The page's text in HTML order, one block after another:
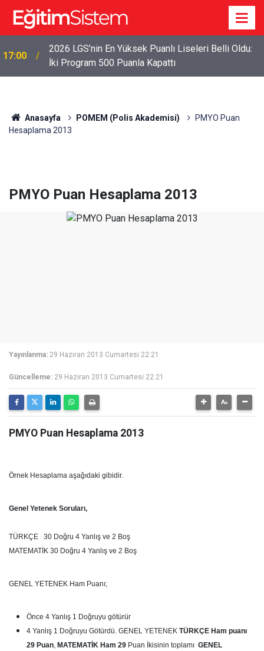
12:45
2026 LGS İlk Yerleştirme Verileri Açıklandı: Sınavla
Alan Liseler Yüzde 95,76 Doldu
Anasayfa POMEM (Polis Akademisi)
PMYO Puan
Hesaplama 2013
PMYO Puan Hesaplama 2013
Yayınlanma: 29 Haziran 2013 Cumartesi 22:21
Güncelleme: 29 Haziran 2013 Cumartesi 22:21
PMYO Puan Hesaplama 2013
Örnek Hesaplama aşağıdaki gibidir.
Genel Yetenek Soruları,
TÜRKÇE 30 Doğru 4 Yanlış ve 2 Boş
MATEMATİK 30 Doğru 4 Yanlış ve 2 Boş
GENEL YETENEK Ham Puanı;
Önce 4 Yanlış 1 Doğruyu götürür
4 Yanlış 1 Doğruyu Götürdü. GENEL YETENEK TÜRKÇE Ham puanı
29 Puan, MATEMATİK Ham 29 Puan İkisinin toplamı GENEL